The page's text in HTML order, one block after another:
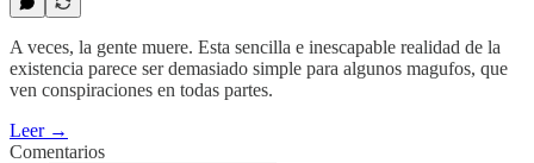
A veces, la gente muere. Esta sencilla e inescapable realidad de la
existencia parece ser demasiado simple para algunos magufos, que
ven conspiraciones en todas partes.
Leer →
Comentarios